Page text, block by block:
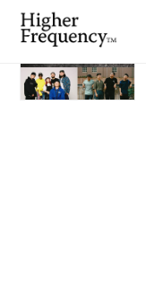
TAG: DISK NAGATAKI